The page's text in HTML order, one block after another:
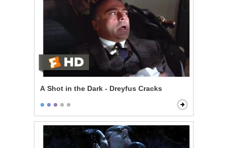
A Shot in the Dark - Dreyfus Cracks